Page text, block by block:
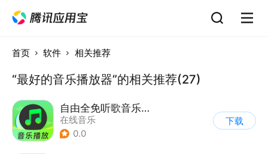
首页 软件 相关推荐
“最好的音乐播放器”的相关推荐(27)
自由全免听歌音乐播放器
在线音乐
0.0
下载